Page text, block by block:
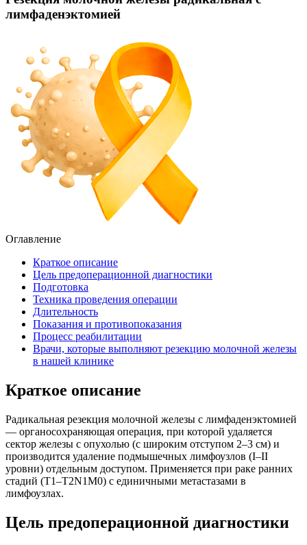
лимфаденэктомией
Оглавление
Краткое описание
Цель предоперационной диагностики
Подготовка
Техника проведения операции
Длительность
Показания и противопоказания
Процесс реабилитации
Врачи, которые выполняют резекцию молочной железы
в нашей клинике
Краткое описание
Радикальная резекция молочной железы с лимфаденэктомией
— органосохраняющая операция, при которой удаляется
сектор железы с опухолью (с широким отступом 2–3 см) и
производится удаление подмышечных лимфоузлов (I–II
уровни) отдельным доступом. Применяется при раке ранних
стадий (T1–T2N1M0) с единичными метастазами в
лимфоузлах.
Цель предоперационной диагностики